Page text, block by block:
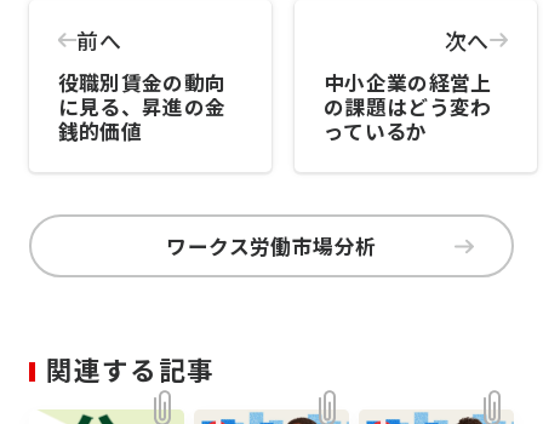
前へ
役職別賃金の動向
に見る、昇進の金
銭的価値
次へ
中小企業の経営上
の課題はどう変わ
っているか
ワークス労働市場分析
関連する記事